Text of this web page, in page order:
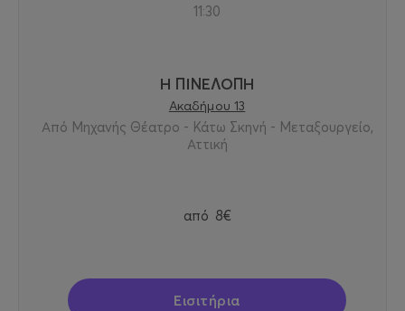
11:30
Η ΠΙΝΕΛΟΠΗ
Ακαδήμου 13
Από Μηχανής Θέατρο - Κάτω Σκηνή - Μεταξουργείο,
Αττική
από 8€
Εισιτήρια